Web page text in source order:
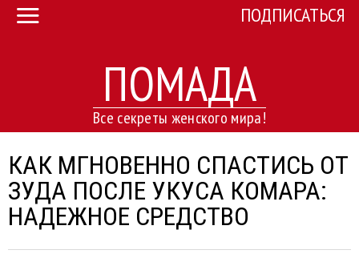
ПОМАДА
Все секреты женского мира!
ПОДПИСАТЬСЯ
КАК МГНОВЕННО СПАСТИСЬ ОТ
ЗУДА ПОСЛЕ УКУСА КОМАРА:
НАДЕЖНОЕ СРЕДСТВО